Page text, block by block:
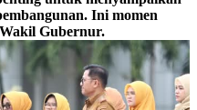
Ini momen
Gubernur.